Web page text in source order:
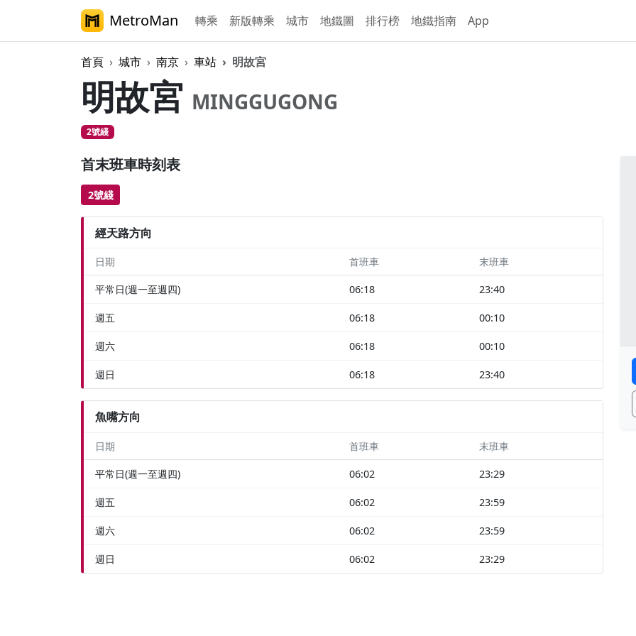
MetroMan 轉乘 新版轉乘 城市 地鐵圖 排行榜 地鐵指南 App
首頁 城市 南京 車站 明故宮
明故宮 MINGGUGONG
2號綫
首末班車時刻表
2號綫
經天路方向
日期 首班車 末班車
平常日(週一至週四) 06:18 23:40
週五 06:18 00:10
週六 06:18 00:10
週日 06:18 23:40
魚嘴方向
日期 首班車 末班車
平常日(週一至週四) 06:02 23:29
週五 06:02 23:59
週六 06:02 23:59
週日 06:02 23:29